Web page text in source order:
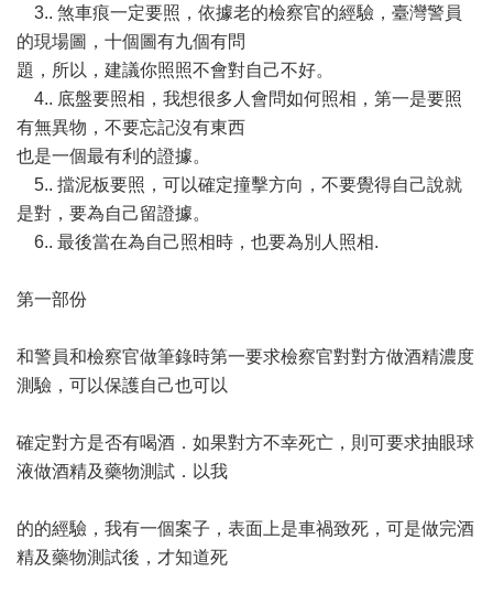
3.. 煞車痕一定要照，依據老的檢察官的經驗，臺灣警員
的現場圖，十個圖有九個有問
題，所以，建議你照照不會對自己不好。
4.. 底盤要照相，我想很多人會問如何照相，第一是要照
有無異物，不要忘記沒有東西
也是一個最有利的證據。
5.. 擋泥板要照，可以確定撞擊方向，不要覺得自己說就
是對，要為自己留證據。
6.. 最後當在為自己照相時，也要為別人照相.
第一部份
和警員和檢察官做筆錄時第一要求檢察官對對方做酒精濃度
測驗，可以保護自己也可以
確定對方是否有喝酒．如果對方不幸死亡，則可要求抽眼球
液做酒精及藥物測試．以我
的的經驗，我有一個案子，表面上是車禍致死，可是做完酒
精及藥物測試後，才知道死